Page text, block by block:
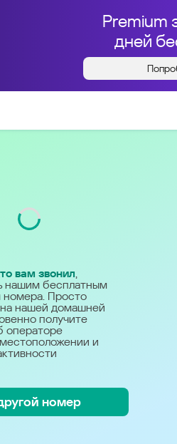
Premium
дней
с номера
вам звонил,
нашим бесплатным
номера. Просто
нашей домашней
получите
операторе
и
номер